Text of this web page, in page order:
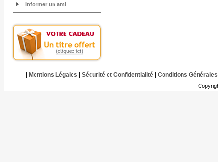
Informer un ami
Mentions Légales Sécurité et Confidentialité| Conditions Générales